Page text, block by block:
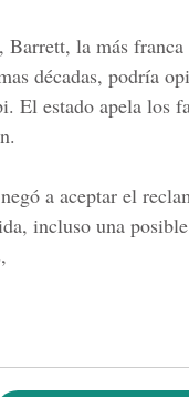
Barrett, la más
décadas, podría
El estado apela los
a aceptar el
incluso una